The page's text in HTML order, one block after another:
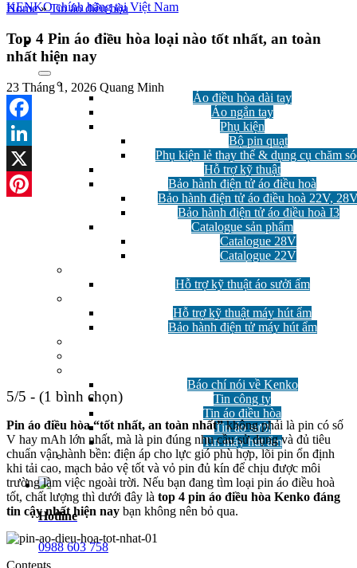
Áo điều hòa dài tay
Áo ngắn tay
Phụ kiện
Bộ pin quạt
Phụ kiện lẻ thay thế & dụng cụ chăm
Hỗ trợ kỹ thuật
Bảo hành điện tử áo điều hoà
Bảo hành điện tử áo điều hoà 22V,
Bảo hành điện tử áo điều hoà I3
Catalogue sản phẩm
Catalogue 28V
Catalogue 22V
Hỗ trợ kỹ thuật áo sưởi ấm
Hỗ trợ kỹ thuật máy hút ẩm
Bảo hành điện tử máy hút ẩm
Báo chí nói về Kenko
Tin công ty
Tin áo điều hòa
Tin áo sưởi
Tin máy hút ẩm
Câu hỏi thường gặp
Hotline
0988 603 758
Home»Tin áo điều hòa
Top 4 Pin áo điều hòa loại nào tốt nhất, an toàn
nhất hiện nay
23 Tháng 1, 2026 Quang Minh
Facebook
LinkedIn
X
5/5 - (1 bình chọn)
Pin áo điều hòa “tốt nhất, an toàn nhất”không phải là pin có số
V hay mAh lớn nhất, mà là pin đúng nhu cầu sử dụng và đủ tiêu
chuẩn vận hành bền: điện áp cho lực gió phù hợp, lõi pin ổn định
khi tải cao, mạch bảo vệ tốt và vỏ pin đủ kín để chịu được môi
trường làm việc ngoài trời. Nếu bạn đang tìm loại pin áo điều hoà
tốt, chất lượng thì dưới đây là top 4 pin áo điều hòa Kenko đáng
tin cậy nhất hiện nay bạn không nên bỏ qua.
Contents